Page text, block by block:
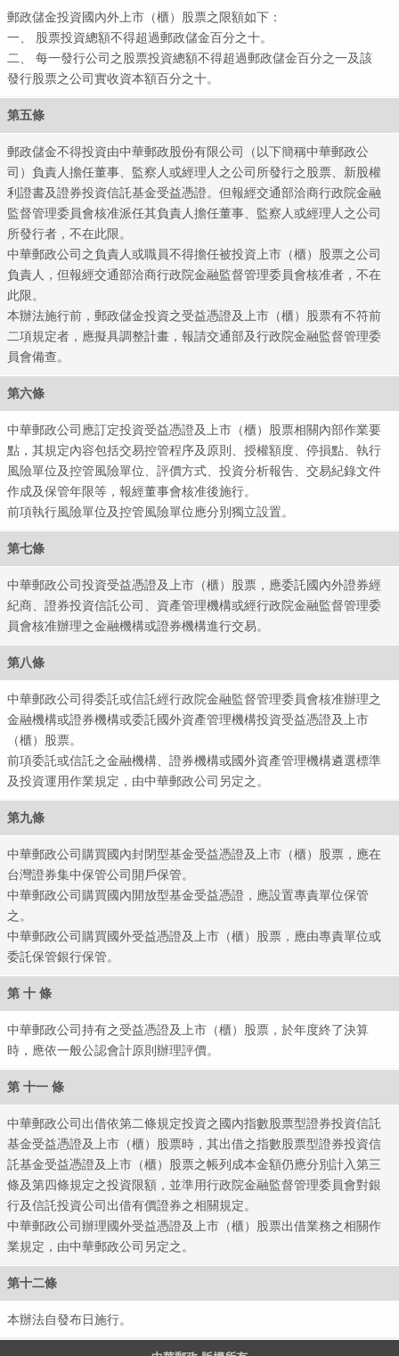
郵政
郵政儲金投資國內外上市（櫃）股票之限額如下：
一、 股票投資總額不得超過郵政儲金百分之十。
二、 每一發行公司之股票投資總額不得超過郵政儲金百分之一及該
發行股票之公司實收資本額百分之十。
第五條
郵政儲金不得投資由中華郵政股份有限公司（以下簡稱中華郵政公
司）負責人擔任董事、監察人或經理人之公司所發行之股票、新股權
利證書及證券投資信託基金受益憑證。但報經交通部洽商行政院金融
監督管理委員會核准派任其負責人擔任董事、監察人或經理人之公司
所發行者，不在此限。
中華郵政公司之負責人或職員不得擔任被投資上市（櫃）股票之公司
負責人，但報經交通部洽商行政院金融監督管理委員會核准者，不在
此限。
本辦法施行前，郵政儲金投資之受益憑證及上市（櫃）股票有不符前
二項規定者，應擬具調整計畫，報請交通部及行政院金融監督管理委
員會備查。
第六條
中華郵政公司應訂定投資受益憑證及上市（櫃）股票相關內部作業要
點，其規定內容包括交易控管程序及原則、授權額度、停損點、執行
風險單位及控管風險單位、評價方式、投資分析報告、交易紀錄文件
作成及保管年限等，報經董事會核准後施行。
前項執行風險單位及控管風險單位應分別獨立設置。
第七條
中華郵政公司投資受益憑證及上市（櫃）股票，應委託國內外證券經
紀商、證券投資信託公司、資產管理機構或經行政院金融監督管理委
員會核准辦理之金融機構或證券機構進行交易。
第八條
中華郵政公司得委託或信託經行政院金融監督管理委員會核准辦理之
金融機構或證券機構或委託國外資產管理機構投資受益憑證及上市
（櫃）股票。
前項委託或信託之金融機構、證券機構或國外資產管理機構遴選標準
及投資運用作業規定，由中華郵政公司另定之。
第九條
中華郵政公司購買國內封閉型基金受益憑證及上市（櫃）股票，應在
台灣證券集中保管公司開戶保管。
中華郵政公司購買國內開放型基金受益憑證，應設置專責單位保管
之。
中華郵政公司購買國外受益憑證及上市（櫃）股票，應由專責單位或
委託保管銀行保管。
第 十 條
中華郵政公司持有之受益憑證及上市（櫃）股票，於年度終了決算
時，應依一般公認會計原則辦理評價。
第 十一 條
中華郵政公司出借依第二條規定投資之國內指數股票型證券投資信託
基金受益憑證及上市（櫃）股票時，其出借之指數股票型證券投資信
託基金受益憑證及上市（櫃）股票之帳列成本金額仍應分別計入第三
條及第四條規定之投資限額，並準用行政院金融監督管理委員會對銀
行及信託投資公司出借有價證券之相關規定。
中華郵政公司辦理國外受益憑證及上市（櫃）股票出借業務之相關作
業規定，由中華郵政公司另定之。
第十二條
本辦法自發布日施行。